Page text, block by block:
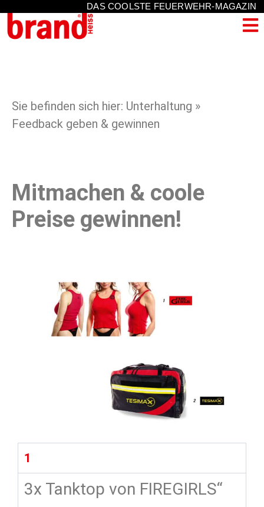
DAS COOLSTE FEUERWEHR-MAGAZIN
Sie befinden sich hier: Unterhaltung »
Feedback geben & gewinnen
Mitmachen & coole
Preise gewinnen!
1
3x Tanktop von FIREGIRLS“